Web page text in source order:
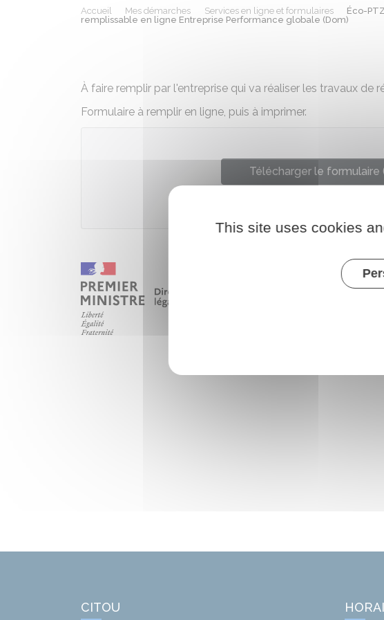
Accueil Mes démarches Services en ligne et formulaires
Éco-
remplissable en ligne Entreprise Performance globale (Dom)
À faire remplir par l'entreprise qui va réaliser les travaux de
Formulaire à remplir en ligne, puis à imprimer.
Télécharger le formulaire
CITOU
This site uses cookies